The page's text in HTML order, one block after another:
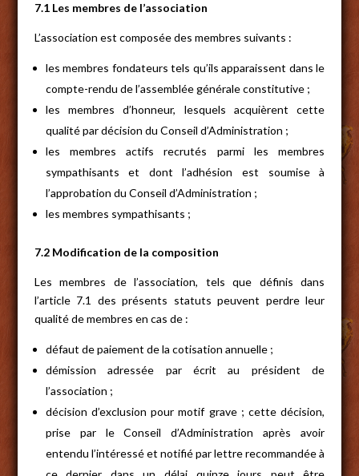
7.1 Les membres de l’association
L’association est composée des membres suivants :
les membres fondateurs tels qu’ils apparaissent dans le
compte-rendu de l’assemblée générale constitutive ;
les membres d’honneur, lesquels acquièrent cette
qualité par décision du Conseil d’Administration ;
les membres actifs recrutés parmi les membres
sympathisants et dont l’adhésion est soumise à
l’approbation du Conseil d’Administration ;
les membres sympathisants ;
7.2 Modification de la composition
Les membres de l’association, tels que définis dans
l’article 7.1 des présents statuts peuvent perdre leur
qualité de membres en cas de :
défaut de paiement de la cotisation annuelle ;
démission adressée par écrit au président de
l’association ;
décision d’exclusion pour motif grave ; cette décision,
prise par le Conseil d’Administration après avoir
entendu l’intéressé et notifié par lettre recommandée à